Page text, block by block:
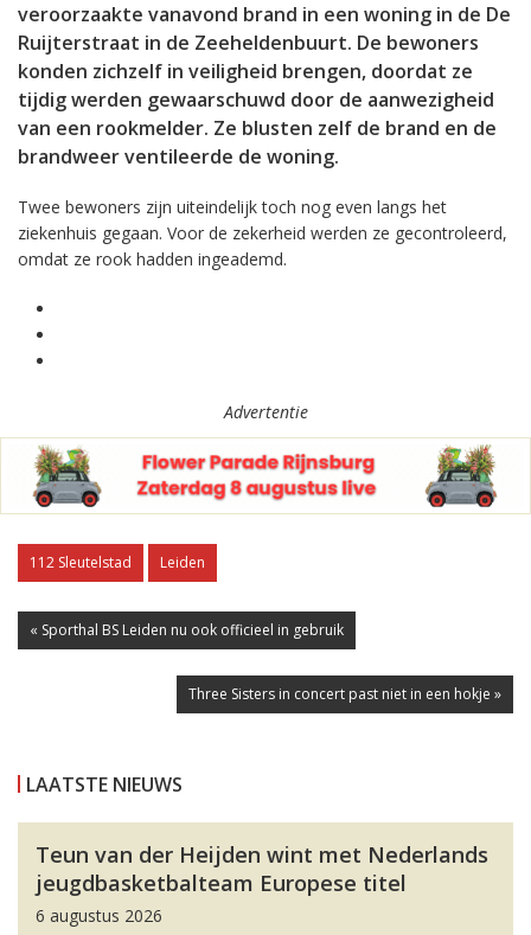
veroorzaakte vanavond brand in een woning in de De
Ruijterstraat in de Zeeheldenbuurt. De bewoners
konden zichzelf in veiligheid brengen, doordat ze
tijdig werden gewaarschuwd door de aanwezigheid
van een rookmelder. Ze blusten zelf de brand en de
brandweer ventileerde de woning.
Twee bewoners zijn uiteindelijk toch nog even langs het
ziekenhuis gegaan. Voor de zekerheid werden ze gecontroleerd,
omdat ze rook hadden ingeademd.
Advertentie
112 Sleutelstad Leiden
« Sporthal BS Leiden nu ook officieel in gebruik
Three Sisters in concert past niet in een hokje »
LAATSTE NIEUWS
Teun van der Heijden wint met Nederlands
jeugdbasketbalteam Europese titel
6 augustus 2026